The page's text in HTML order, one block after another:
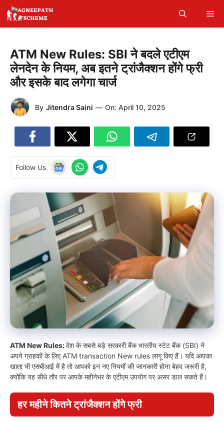
Skip
content
ATM New Rules: SBI ने बदले एटीएम
लेनदेन के नियम, अब इतने ट्रांजैक्शन होंगे फ्री
और इसके बाद लगेगा चार्ज
By Jitendra Saini — On: April 10, 2025
Follow Us
ATM New Rules:देश के सबसे बड़े सरकारी बैंक भारतीय स्टेट बैंक (SBI) ने
अपने ग्राहकों के लिए ATM transaction New rules लागू किए हैं। यदि आपका
खाता भी एसबीआई में है तो आपको इन नए नियमों की जानकारी होना बेहद जरूरी है,
क्योंकि यह सीधे तौर पर आपके महीनेभर के एटीएम उपयोग पर असर डाल सकते हैं।
हर महीने कितने ट्रांजैक्शन होंगे फ्री